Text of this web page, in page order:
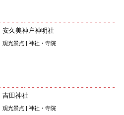
安久美神户神明社
观光景点 | 神社・寺院
吉田神社
观光景点 | 神社・寺院